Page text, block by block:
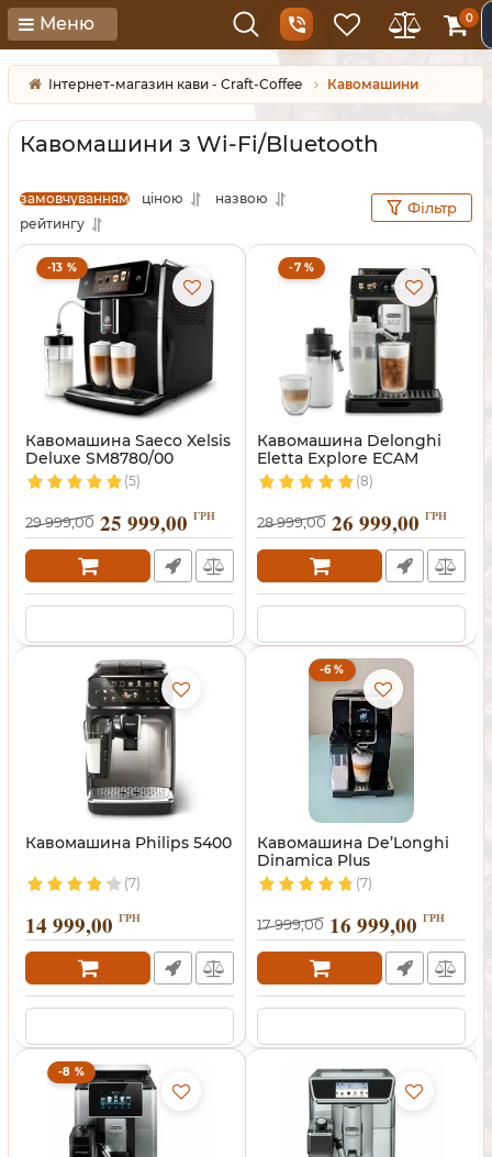
Меню 0
Інтернет-магазин кави - Craft-Coffee Кавомашини
Кавомашини з Wi-Fi/Bluetooth
замовчуванням ціною
назвою
рейтингу
Фільтр
-13 %
Кавомашина Saeco Xelsis
Deluxe SM8780/00
(5)
29 999,00 25 999,00 ГРН
-7 %
Кавомашина Delonghi
Eletta Explore ECAM
450.65.G
(8)
28 999,00 26 999,00 ГРН
Кавомашина Philips 5400
(7)
14 999,00 ГРН
-6 %
Кавомашина De’Longhi
Dinamica Plus
(7)
17 999,00 16 999,00 ГРН
-8 %